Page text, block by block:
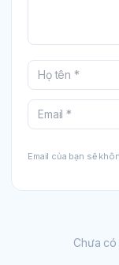
Email của bạn sẽ
Chưa có